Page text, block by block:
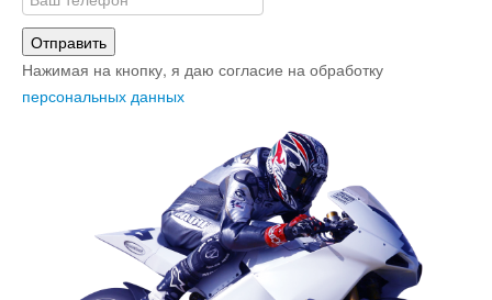
Отправить
Нажимая на кнопку, я даю согласие на обработку
персональных данных